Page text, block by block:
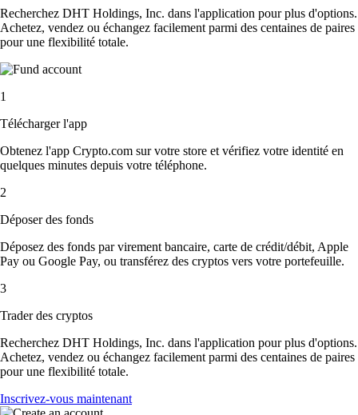
Recherchez DHT Holdings, Inc. dans l'application pour plus d'options.
Achetez, vendez ou échangez facilement parmi des centaines de paires
pour une flexibilité totale.
1
Télécharger l'app
Obtenez l'app Crypto.com sur votre store et vérifiez votre identité en
quelques minutes depuis votre téléphone.
2
Déposer des fonds
Déposez des fonds par virement bancaire, carte de crédit/débit, Apple
Pay ou Google Pay, ou transférez des cryptos vers votre portefeuille.
3
Trader des cryptos
Recherchez DHT Holdings, Inc. dans l'application pour plus d'options.
Achetez, vendez ou échangez facilement parmi des centaines de paires
pour une flexibilité totale.
Inscrivez-vous maintenant